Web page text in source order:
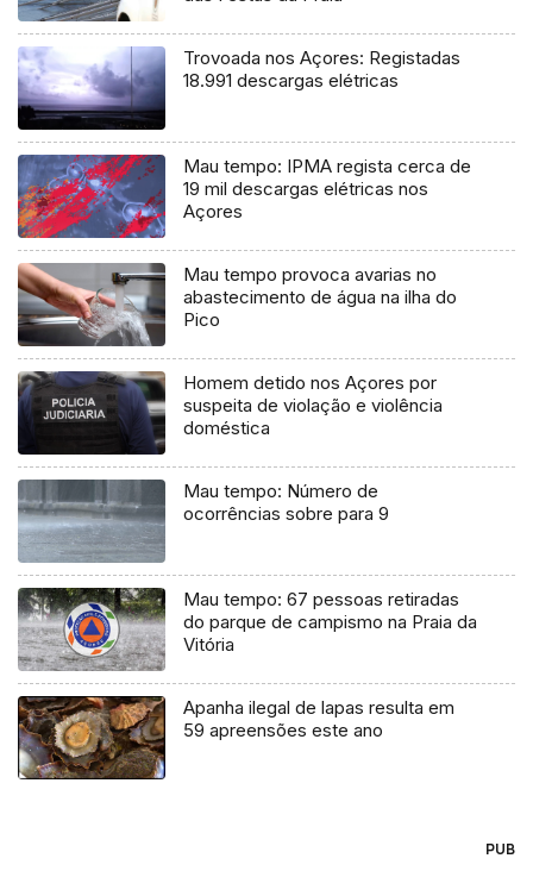
Trovoada nos Açores: Registadas
18.991 descargas elétricas
Mau tempo: IPMA regista cerca de
19 mil descargas elétricas nos
Açores
Mau tempo provoca avarias no
abastecimento de água na ilha do
Pico
Homem detido nos Açores por
suspeita de violação e violência
doméstica
Mau tempo: Número de
ocorrências sobre para 9
Mau tempo: 67 pessoas retiradas
do parque de campismo na Praia da
Vitória
Apanha ilegal de lapas resulta em
59 apreensões este ano
PUB